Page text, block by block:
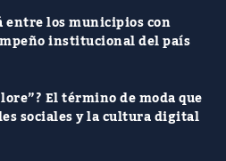
entre los municipios con
institucional del país
El término de moda que
sociales y la cultura digital